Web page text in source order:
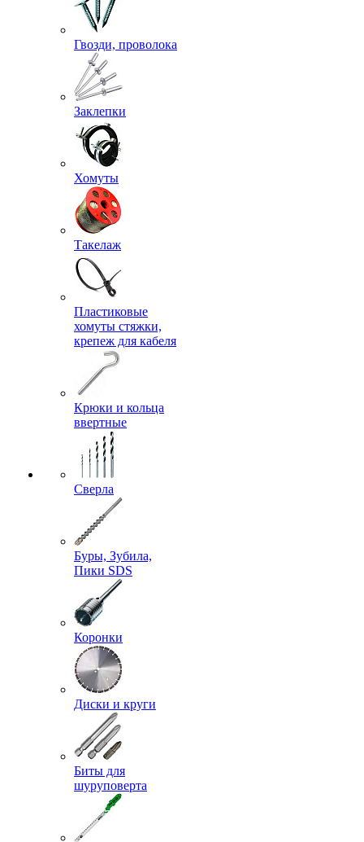
Гвозди, проволока
Заклепки
Хомуты
Такелаж
Пластиковые
хомуты стяжки,
крепеж для кабеля
Крюки и кольца
ввертные
Сверла
Буры, Зубила,
Пики SDS
Коронки
Диски и круги
Биты для
шуруповерта